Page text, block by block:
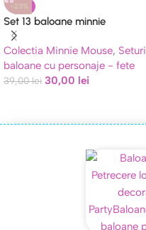
-23%
Set 13 baloane minnie
Colectia Minnie Mouse, Seturi
baloane cu personaje - fete
39,00lei 30,00 lei